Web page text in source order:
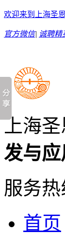
欢迎来到上海圣
官方微信| 诚聘精
上海
发与应
服务热
首页